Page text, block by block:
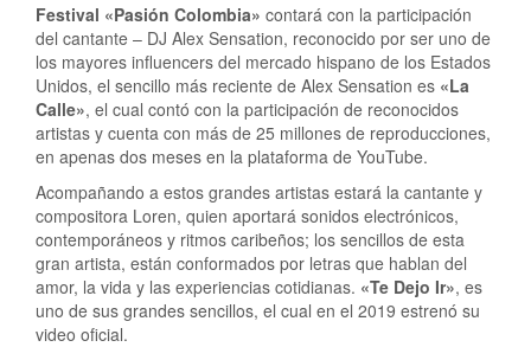
Festival «Pasión Colombia» contará con la participación
del cantante – DJ Alex Sensation, reconocido por ser uno de
los mayores influencers del mercado hispano de los Estados
Unidos, el sencillo más reciente de Alex Sensation es «La
Calle», el cual contó con la participación de reconocidos
artistas y cuenta con más de 25 millones de reproducciones,
en apenas dos meses en la plataforma de YouTube.
Acompañando a estos grandes artistas estará la cantante y
compositora Loren, quien aportará sonidos electrónicos,
contemporáneos y ritmos caribeños; los sencillos de esta
gran artista, están conformados por letras que hablan del
amor, la vida y las experiencias cotidianas. «Te Dejo Ir», es
uno de sus grandes sencillos, el cual en el 2019 estrenó su
video oficial.